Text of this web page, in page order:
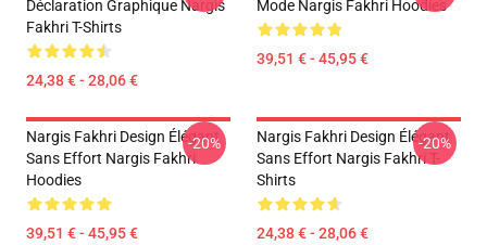
Déclaration Graphique Nargis
Fakhri T-Shirts
24,38 € - 28,06 €
Mode Nargis Fakhri Hoodies
39,51 € - 45,95 €
Nargis Fakhri Design Élégant
Sans Effort Nargis Fakhri
Hoodies
39,51 € - 45,95 €
-20%
Nargis Fakhri Design Élégant
Sans Effort Nargis Fakhri T-
Shirts
24,38 € - 28,06 €
-20%